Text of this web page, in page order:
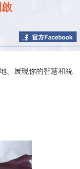
。展現你的智慧和統